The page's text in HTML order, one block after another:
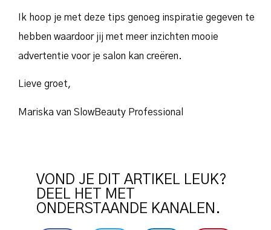
Ik hoop je met deze tips genoeg inspiratie gegeven te
hebben waardoor jij met meer inzichten mooie
advertentie voor je salon kan creëren.
Lieve groet,
Mariska van SlowBeauty Professional
VOND JE DIT ARTIKEL LEUK?
DEEL HET MET
ONDERSTAANDE KANALEN.